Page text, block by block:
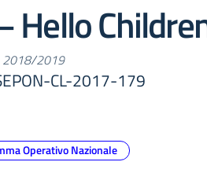
Hello
2018/2019
CL-2017-179
Operativo Nazionale